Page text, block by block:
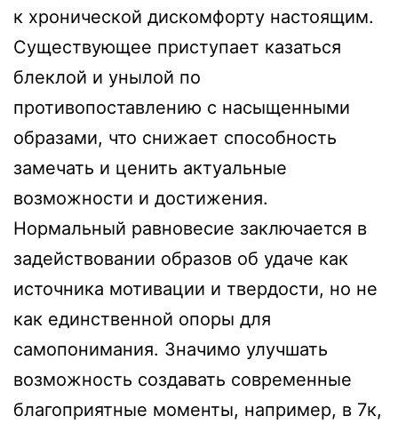
к хронической дискомфорту настоящим.
Существующее приступает казаться
блеклой и унылой по
противопоставлению с насыщенными
образами, что снижает способность
замечать и ценить актуальные
возможности и достижения.
Нормальный равновесие заключается в
задействовании образов об удаче как
источника мотивации и твердости, но не
как единственной опоры для
самопонимания. Значимо улучшать
возможность создавать современные
благоприятные моменты, например, в 7к,